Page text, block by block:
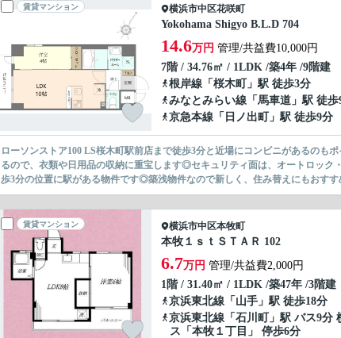
賃貸マンション 横浜市中区花咲町
Yokohama Shigyo B.L.D 704
14.6万円 管理/共益費10,000円
7階 / 34.76㎡ / 1LDK /築4年 /9階建
根岸線 「 桜木町
」駅 徒歩3分
みなとみらい線 「 馬車道 」駅 徒
京急本線 「 日ノ出町 」駅 徒歩9分
ローソンストア100 LS桜木町駅前店まで徒歩3分と近場にコンビニがあるの
るので、衣類や日用品の収納に重宝します◎セキュリティ面は、オートロッ
歩3分の位置に駅がある物件です◎築浅物件なので新しく、住み替えにもおす
賃貸マンション 横浜市中区本牧町
本牧１ｓｔＳＴＡＲ 102
6.7万円 管理/共益費2,000円
1階 / 31.40㎡ / 1LDK /築47年 /3階建
京浜東北線 「 山手 」駅 徒歩18分
京浜東北線 「 石川町
」駅 バス9分
ス「本牧１丁目」 停歩6分